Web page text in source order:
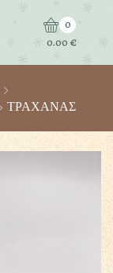
0
0.00€
ΤΡΑΧΑΝΑΣ